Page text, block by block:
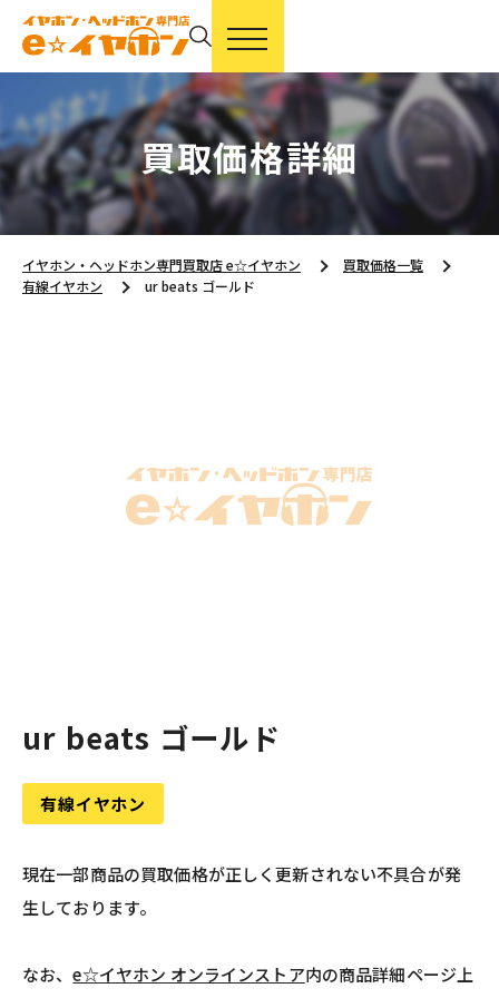
買取価格詳細
イヤホン・ヘッドホン専門買取店 e☆イヤホン
買取価格一覧
有線イヤホン
ur beats ゴールド
ur beats ゴールド
有線イヤホン
現在一部商品の買取価格が正しく更新されない不具合が発
生しております。
なお、e☆イヤホン オンラインストア内の商品詳細ページ上